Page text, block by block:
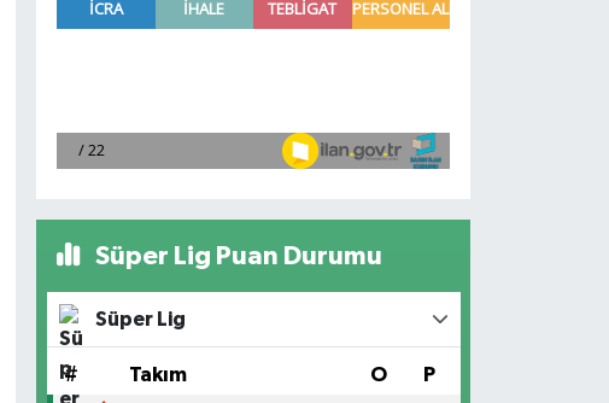
Süper Lig Puan Durumu
Süper Lig
# Takım O P